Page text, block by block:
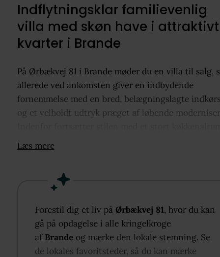
Indflytningsklar familievenlig
villa med skøn have i attraktivt
kvarter i Brande
På Ørbækvej 81 i Brande møder du en villa til salg,
allerede ved ankomsten giver en indbydende
fornemmelse med en bred, belægningslagte
og et velholdt udtryk præget af løbende
åben forbindelse med stuen, hvor store
rummer en separat soveafdeling med fire værelser,
bryggerszone. Udenfor venter en skøn, grøn have
flere kroge, og beliggenheden i et populært, trygt
kvarter med stisystemer og kort afstand til
behov gør livet bekvemt.
Læs mere
Forestil dig et liv på Ørbækvej 81, hvor du kan
gå på opdagelse i alle kringelkroge
af Brande og mærke den lokale stemning. Se
de lokales favoritsteder, så du kan mærke